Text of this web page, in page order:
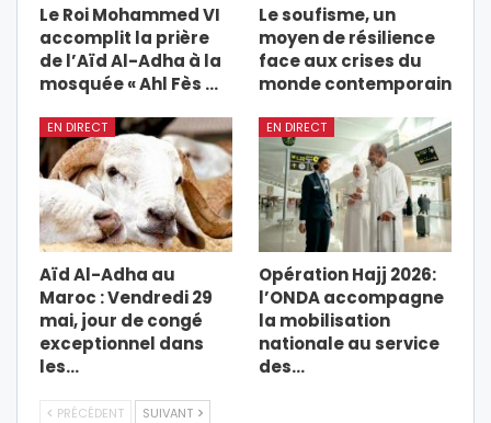
Le Roi Mohammed VI
accomplit la prière
de l’Aïd Al-Adha à la
mosquée « Ahl Fès …
Le soufisme, un
moyen de résilience
face aux crises du
monde contemporain
EN DIRECT
Aïd Al-Adha au
Maroc : Vendredi 29
mai, jour de congé
exceptionnel dans
les…
EN DIRECT
Opération Hajj 2026:
l’ONDA accompagne
la mobilisation
nationale au service
des…
PRÉCÉDENT SUIVANT